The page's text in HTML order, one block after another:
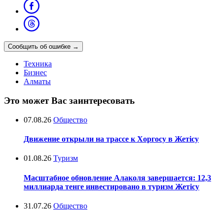
Сообщить об ошибке →
Техника
Бизнес
Алматы
Это может Вас заинтересовать
07.08.26 Общество
Движение открыли на трассе к Хоргосу в Жетісу
01.08.26 Туризм
Масштабное обновление Алаколя завершается: 12,3
миллиарда тенге инвестировано в туризм Жетісу
31.07.26 Общество